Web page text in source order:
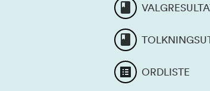
ORDLISTE